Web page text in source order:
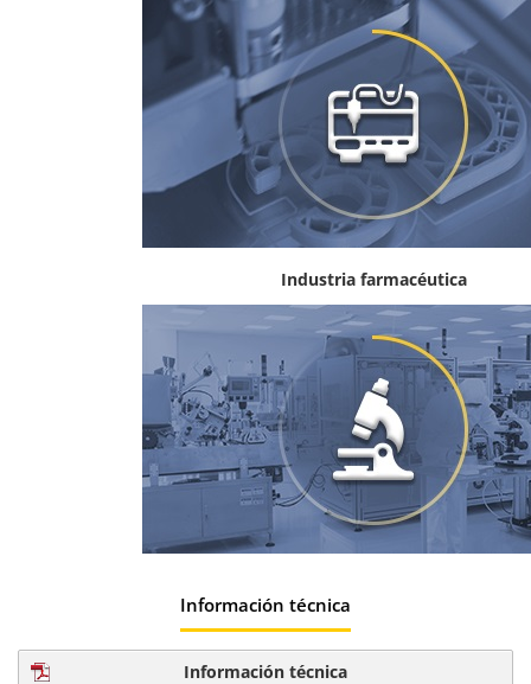
Industria farmacéutica
Información técnica
Información técnica